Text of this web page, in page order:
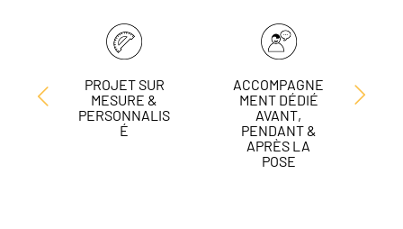
PROJET SUR
MESURE &
PERSONNALIS
É
ACCOMPAGNE
MENT DÉDIÉ
AVANT,
PENDANT &
APRÈS LA
POSE